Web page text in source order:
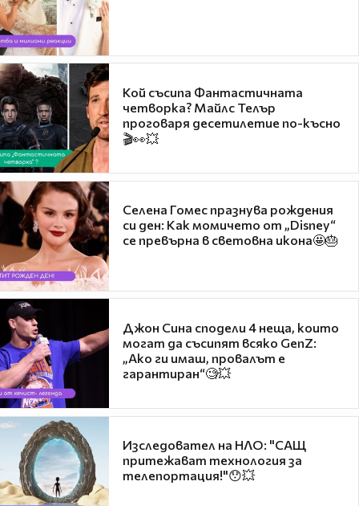
Кой съсипа Фантастичната
четворка? Майлс Телър
проговаря десетилетие по-късно
🎬👀💥
Селена Гомес празнува рождения
си ден: Как момичето от „Disney“
се превърна в световна икона🤩🎂
Джон Сина сподели 4 неща, които
могат да съсипят всяко GenZ:
„Ако ги имаш, провалът е
гарантиран“🧐💥
Изследовател на НЛО: "САЩ
притежават технология за
телепортация!"😯💥